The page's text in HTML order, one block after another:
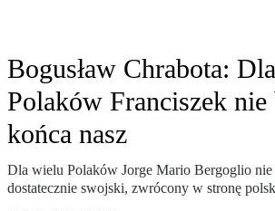
Bogusław Chrabota:
Polaków Franciszek nie
końca nasz
Dla wielu Polaków Jorge Mario Bergoglio nie
dostatecznie swojski, zwrócony w stronę